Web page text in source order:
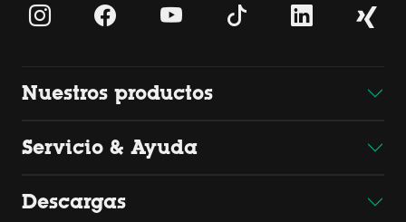
Nuestros productos
Servicio & Ayuda
Descargas